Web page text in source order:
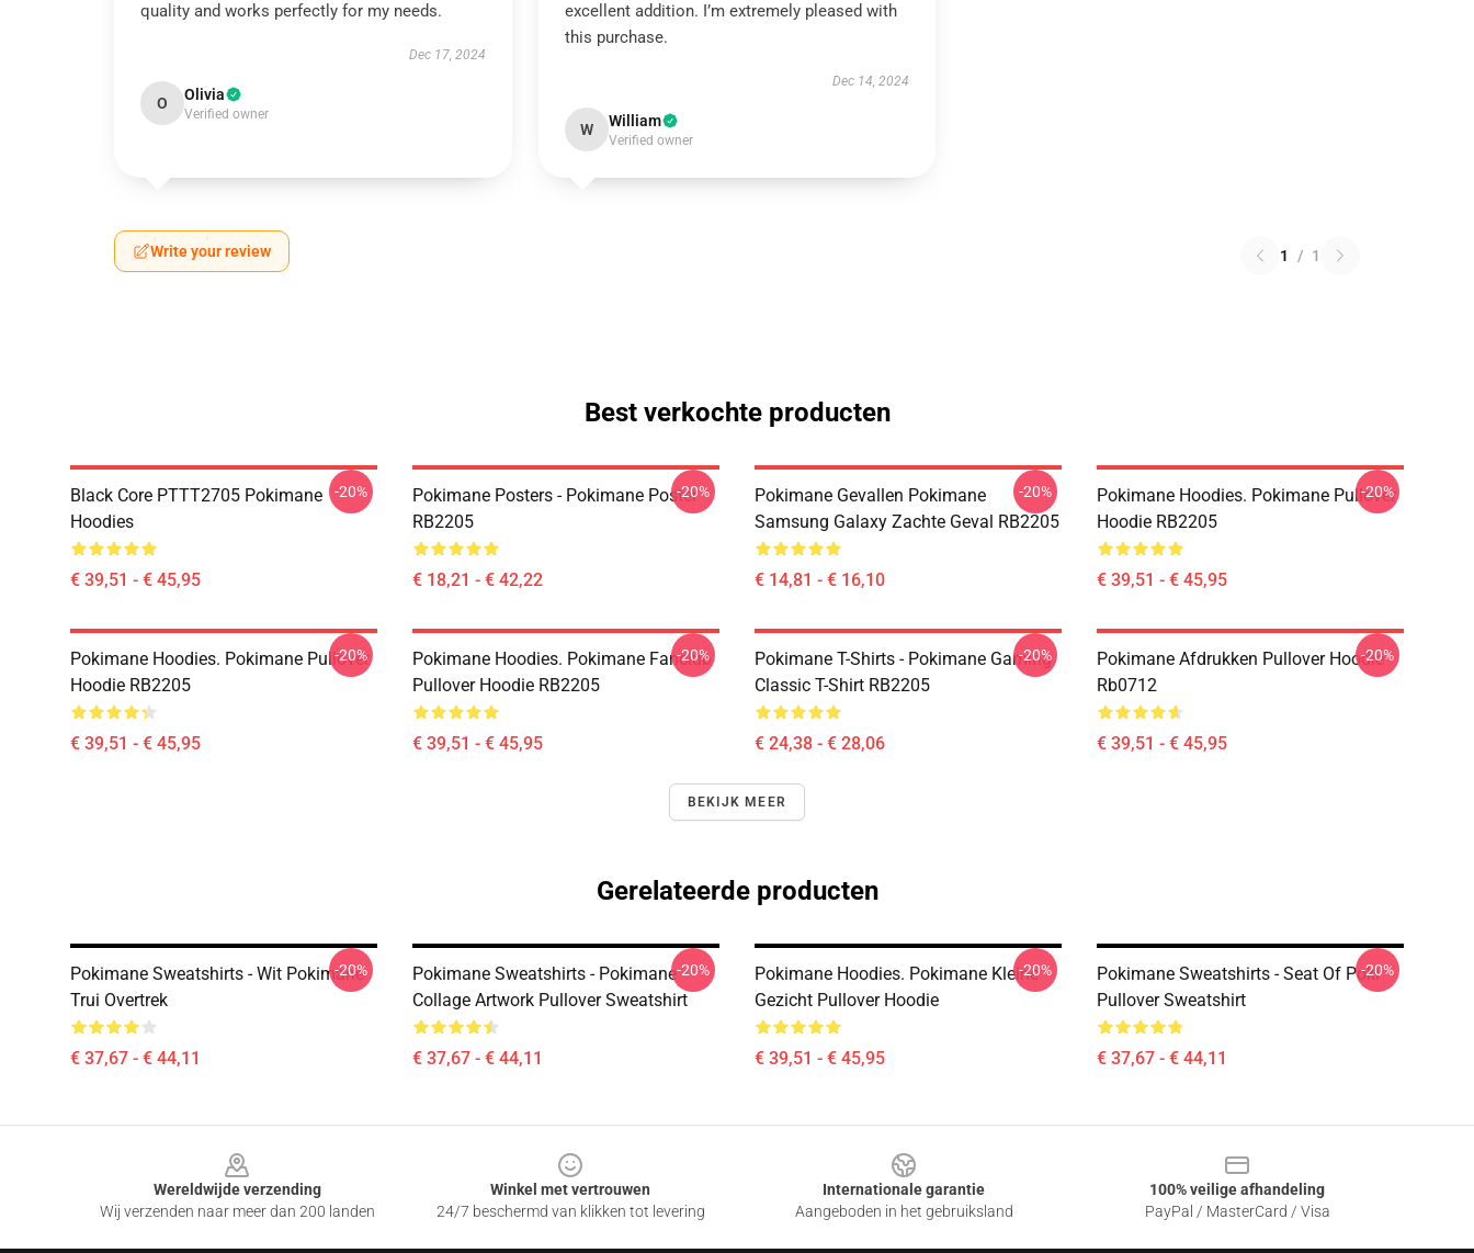
quality and works perfectly for my needs.
Dec 17, 2024
O Olivia
Verified owner
excellent addition. I’m extremely pleased with
this purchase.
Dec 14, 2024
W William
Verified owner
Write your review 1 / 1
Best verkochte producten
Black Core PTTT2705 Pokimane
Hoodies
€ 39,51 - € 45,95
-20%
Pokimane Posters - Pokimane Poster
RB2205
€ 18,21 - € 42,22
-20%
Pokimane Gevallen Pokimane
Samsung Galaxy Zachte Geval RB2205
€ 14,81 - € 16,10
-20%
Pokimane Hoodies. Pokimane Pullover
Hoodie RB2205
€ 39,51 - € 45,95
-20%
Pokimane Hoodies. Pokimane Pullover
Hoodie RB2205
€ 39,51 - € 45,95
-20%
Pokimane Hoodies. Pokimane Fanclub
Pullover Hoodie RB2205
€ 39,51 - € 45,95
-20%
Pokimane T-Shirts - Pokimane Gaming
Classic T-Shirt RB2205
€ 24,38 - € 28,06
-20%
Pokimane Afdrukken Pullover Hoodie
Rb0712
€ 39,51 - € 45,95
-20%
BEKIJK MEER
Gerelateerde producten
Pokimane Sweatshirts - Wit Pokimane
Trui Overtrek
€ 37,67 - € 44,11
-20%
Pokimane Sweatshirts - Pokimane
Collage Artwork Pullover Sweatshirt
€ 37,67 - € 44,11
-20%
Pokimane Hoodies. Pokimane Kleine
Gezicht Pullover Hoodie
€ 39,51 - € 45,95
-20%
Pokimane Sweatshirts - Seat Of Poki
Pullover Sweatshirt
€ 37,67 - € 44,11
-20%
Wereldwijde verzending
Wij verzenden naar meer dan 200 landen
Winkel met vertrouwen
24/7 beschermd van klikken tot levering
Internationale garantie
Aangeboden in het gebruiksland
100% veilige afhandeling
PayPal / MasterCard / Visa